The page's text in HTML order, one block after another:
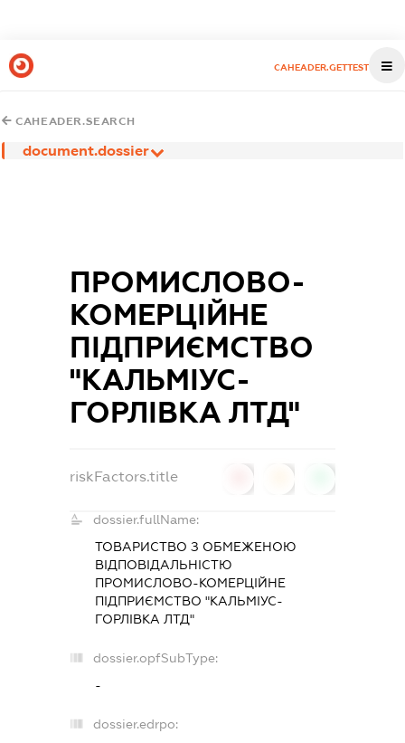
CAHEADER.GETTEST
CAHEADER.SEARCH
document.dossier
ПРОМИСЛОВО-
КОМЕРЦІЙНЕ
ПІДПРИЄМСТВО
"КАЛЬМІУС-
ГОРЛІВКА ЛТД"
riskFactors.title
dossier.fullName:
ТОВАРИСТВО З ОБМЕЖЕНОЮ
ВІДПОВІДАЛЬНІСТЮ
ПРОМИСЛОВО-КОМЕРЦІЙНЕ
ПІДПРИЄМСТВО "КАЛЬМІУС-
ГОРЛІВКА ЛТД"
dossier.opfSubType:
-
dossier.edrpo: